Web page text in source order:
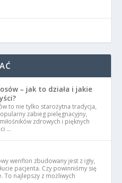
– jak to działa i jakie
to nie tylko starożytna tradycja,
zabieg pielęgnacyjny,
zdrowych i pięknych
…
wenflon zbudowany jest z igły,
pacjenta. Czy powinniśmy się
To najlepszy z możliwych